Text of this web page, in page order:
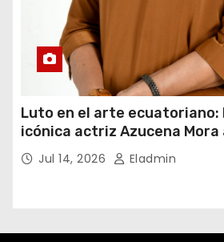
Luto en el arte ecuatoriano:
icónica actriz Azucena Mora
Jul 14, 2026 Eladmin